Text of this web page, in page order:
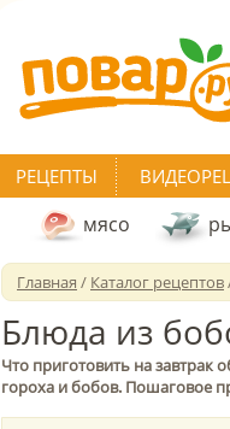
РЕЦЕПТЫ
мясо
Главная / Каталог рецептов
Блюда из
Что приготовить на
гороха и бобов. Пошаговое